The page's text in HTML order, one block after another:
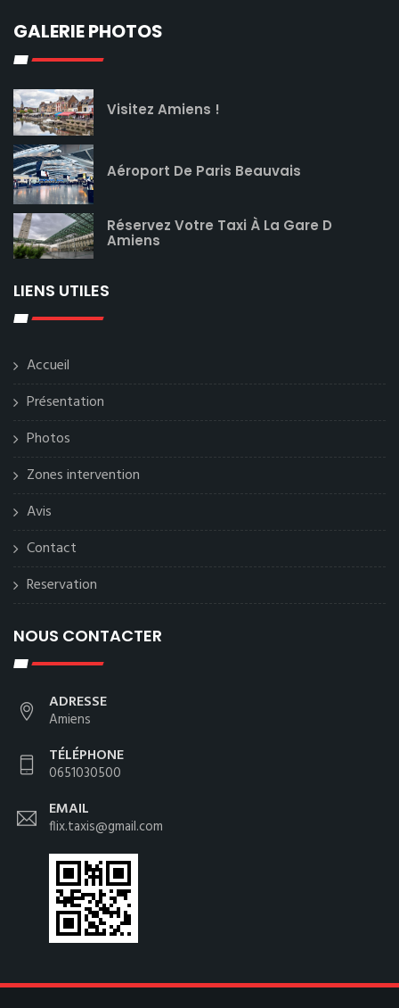
GALERIE PHOTOS
Visitez Amiens !
Aéroport De Paris Beauvais
Réservez Votre Taxi À La Gare D
Amiens
LIENS UTILES
Accueil
Présentation
Photos
Zones intervention
Avis
Contact
Reservation
NOUS CONTACTER
ADRESSE
Amiens
TÉLÉPHONE
0651030500
EMAIL
flix.taxis@gmail.com